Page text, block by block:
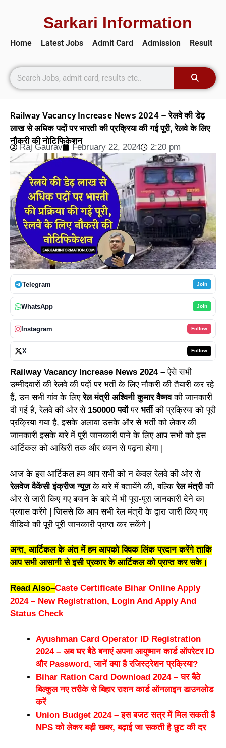
Sarkari Information
Home Latest Jobs Admit Card Admission Result
Railway Vacancy Increase News 2024 – रेलवे की डेढ़
लाख से अधिक पदों पर भारती की प्रक्रिया की गई पूरी, रेलवे के लिए
नौकरी की नोटिफिकेशन
Raj Gaurav February 22, 2024 2:20 pm
Telegram Join
WhatsApp Join
Instagram Follow
X Follow
Railway Vacancy Increase News 2024 –ऐसे सभी
उम्मीदवारों की रेलवे की पदों पर भर्ती के लिए नौकरी की तैयारी कर रहे
हैं, उन सभी गांव के लिएरेल मंत्री अश्विनी कुमार वैष्णवकी जानकारी
दी गई है, रेलवे की ओर से 150000 पदोंपर भर्तीकी प्रक्रिया को पूरी
प्रक्रिया गया है, इसके अलावा उसके और से भर्ती को लेकर की
जानकारी इसके बारे में पूरी जानकारी पाने के लिए आप सभी को इस
आर्टिकल को आखिरी तक और ध्यान से पढ़ना होगा |
आज के इस आर्टिकल हम आप सभी को न केवल रेलवे की ओर से
रेलवेज वैकेंसी इंक्रीज न्यूज़के बारे में बतायेंगे की, बल्किरेल मंत्रीकी
ओर से जारी किए गए बयान के बारे में भी पूरा-पूरा जानकारी देने का
प्रयास करेंगे | जिससे कि आप सभी रेल मंत्री के द्वारा जारी किए गए
वीडियो की पूरी पूरी जानकारी प्राप्त कर सकेंगे |
अन्त, आर्टिकल के अंत में हम आपको क्विक लिंक प्रदान करेंगे ताकि
आप सभी आसानी से इसी प्रकार के आर्टिकल को प्राप्त कर सके।
Read Also–Caste Certificate Bihar Online Apply
2024 – New Registration, Login And Apply And
Status Check
Ayushman Card Operator ID Registration
2024 – अब घर बैठे बनाएं अपना आयुष्मान कार्ड ऑपरेटर ID
और Password, जानें क्या है रजिस्ट्रेशन प्रक्रिया?
Bihar Ration Card Download 2024 – घर बैठे
बिल्कुल नए तरीके से बिहार राशन कार्ड ऑनलाइन डाउनलोड
करें
Union Budget 2024 – इस बजट सत्र में मिल सकती है
NPS को लेकर बड़ी खबर, बढ़ाई जा सकती है छुट की दर